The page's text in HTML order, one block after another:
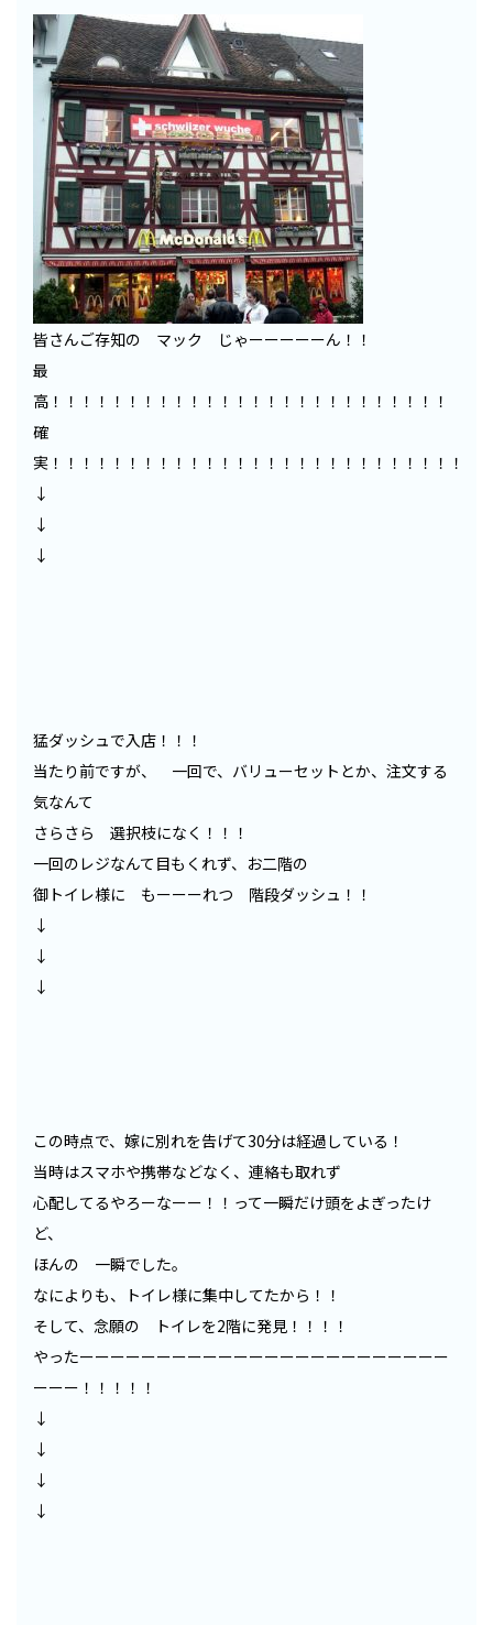
皆さんご存知の マック じゃーーーーーん！！
最
高！！！！！！！！！！！！！！！！！！！！！！！！！！
確
実！！！！！！！！！！！！！！！！！！！！！！！！！！！
↓
↓
↓
猛ダッシュで入店！！！
当たり前ですが、 一回で、バリューセットとか、注文する
気なんて
さらさら 選択枝になく！！！
一回のレジなんて目もくれず、お二階の
御トイレ様に もーーーれつ 階段ダッシュ！！
↓
↓
↓
この時点で、嫁に別れを告げて30分は経過している！
当時はスマホや携帯などなく、連絡も取れず
心配してるやろーなーー！！って一瞬だけ頭をよぎったけ
ど、
ほんの 一瞬でした。
なによりも、トイレ様に集中してたから！！
そして、念願の トイレを2階に発見！！！！
やったーーーーーーーーーーーーーーーーーーーーーーーー
ーーー！！！！！
↓
↓
↓
↓